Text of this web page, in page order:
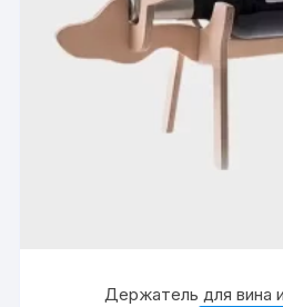
Держатель для вина